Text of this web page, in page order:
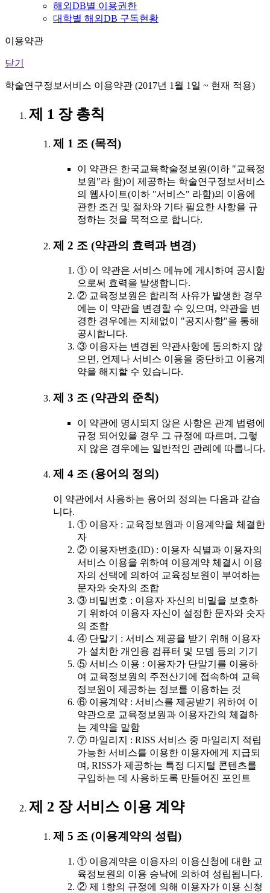
해외DB별 이용권한
대학별 해외DB 구독현황
이용약관
닫기
학술연구정보서비스 이용약관 (2017년 1월 1일 ~ 현재 적용)
제 1 장 총칙
제 1 조 (목적)
이 약관은 한국교육학술정보원(이하 "교육정
보원"라 함)이 제공하는 학술연구정보서비스
의 웹사이트(이하 "서비스" 라함)의 이용에
관한 조건 및 절차와 기타 필요한 사항을 규
정하는 것을 목적으로 합니다.
제 2 조 (약관의 효력과 변경)
① 이 약관은 서비스 메뉴에 게시하여 공시함
으로써 효력을 발생합니다.
② 교육정보원은 합리적 사유가 발생한 경우
에는 이 약관을 변경할 수 있으며, 약관을 변
경한 경우에는 지체없이 "공지사항"을 통해
공시합니다.
③ 이용자는 변경된 약관사항에 동의하지 않
으면, 언제나 서비스 이용을 중단하고 이용계
약을 해지할 수 있습니다.
제 3 조 (약관외 준칙)
이 약관에 명시되지 않은 사항은 관계 법령에
규정 되어있을 경우 그 규정에 따르며, 그렇
지 않은 경우에는 일반적인 관례에 따릅니다.
제 4 조 (용어의 정의)
이 약관에서 사용하는 용어의 정의는 다음과 같습
니다.
① 이용자 : 교육정보원과 이용계약을 체결한
자
② 이용자번호(ID) : 이용자 식별과 이용자의
서비스 이용을 위하여 이용계약 체결시 이용
자의 선택에 의하여 교육정보원이 부여하는
문자와 숫자의 조합
③ 비밀번호 : 이용자 자신의 비밀을 보호하
기 위하여 이용자 자신이 설정한 문자와 숫자
의 조합
④ 단말기 : 서비스 제공을 받기 위해 이용자
가 설치한 개인용 컴퓨터 및 모뎀 등의 기기
⑤ 서비스 이용 : 이용자가 단말기를 이용하
여 교육정보원의 주전산기에 접속하여 교육
정보원이 제공하는 정보를 이용하는 것
⑥ 이용계약 : 서비스를 제공받기 위하여 이
약관으로 교육정보원과 이용자간의 체결하
는 계약을 말함
⑦ 마일리지 : RISS 서비스 중 마일리지 적립
가능한 서비스를 이용한 이용자에게 지급되
며, RISS가 제공하는 특정 디지털 콘텐츠를
구입하는 데 사용하도록 만들어진 포인트
제 2 장 서비스 이용 계약
제 5 조 (이용계약의 성립)
① 이용계약은 이용자의 이용신청에 대한 교
육정보원의 이용 승낙에 의하여 성립됩니다.
② 제 1항의 규정에 의해 이용자가 이용 신청